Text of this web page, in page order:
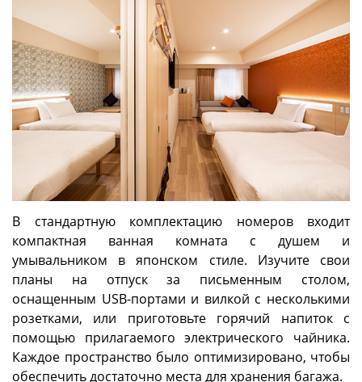
В стандартную комплектацию номеров входит
компактная ванная комната с душем и
умывальником в японском стиле. Изучите свои
планы на отпуск за письменным столом,
оснащенным USB-портами и вилкой с несколькими
розетками, или приготовьте горячий напиток с
помощью прилагаемого электрического чайника.
Каждое пространство было оптимизировано, чтобы
обеспечить достаточно места для хранения багажа.